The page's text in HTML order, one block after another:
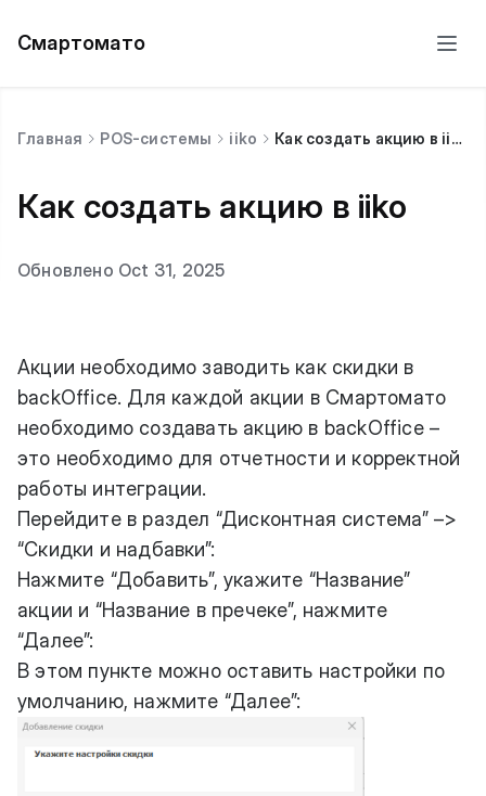
Смартомато
Главная POS-системы iiko Как создать акцию в iiko
Как создать акцию в iiko
Обновлено Oct 31, 2025
Акции необходимо заводить как скидки в
backOffice. Для каждой акции в Смартомато
необходимо создавать акцию в backOffice –
это необходимо для отчетности и корректной
работы интеграции.
Перейдите в раздел “Дисконтная система” –>
“Скидки и надбавки”:
Нажмите “Добавить”, укажите “Название”
акции и “Название в пречеке”, нажмите
“Далее”:
В этом пункте можно оставить настройки по
умолчанию, нажмите “Далее”: